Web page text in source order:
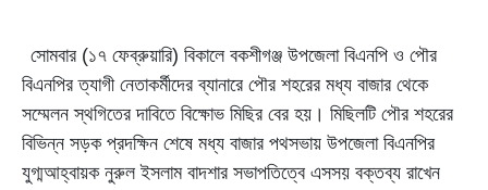
সোমবার (১৭ ফেব্রুয়ারি) বিকালে বকশীগঞ্জ উপজেলা বিএনপি ও পৌর
বিএনপির ত্যাগী নেতাকর্মীদের ব্যানারে পৌর শহরের মধ্য বাজার থেকে
সম্মেলন স্থগিতের দাবিতে বিক্ষোভ মিছির বের হয়। মিছিলটি পৌর শহরের
বিভিন্ন সড়ক প্রদক্ষিন শেষে মধ্য বাজার পথসভায় উপজেলা বিএনপির
যুগ্মআহ্বায়ক নুরুল ইসলাম বাদশার সভাপতিত্বে এসসয় বক্তব্য রাখেন